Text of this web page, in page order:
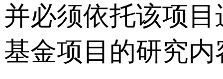
并必须依托该项
基金项目的研究内